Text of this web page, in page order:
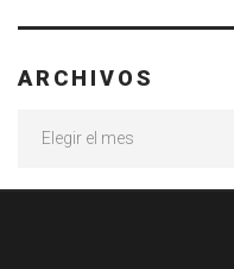
ARCHIVOS